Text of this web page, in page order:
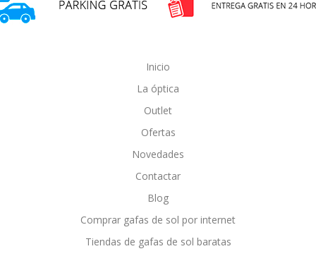
Inicio
La óptica
Outlet
Ofertas
Novedades
Contactar
Blog
Comprar gafas de sol por internet
Tiendas de gafas de sol baratas